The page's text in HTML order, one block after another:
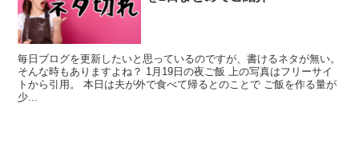
毎日ブログを更新したいと思っているのですが、書けるネタが無い。
そんな時もありますよね？ 1月19日の夜ご飯 上の写真はフリーサイ
トから引用。 本日は夫が外で食べて帰るとのことで ご飯を作る量が
少...